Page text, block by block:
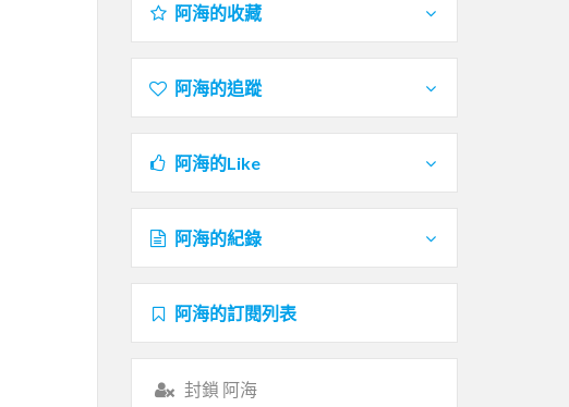
阿海的收藏
阿海的追蹤
阿海的Like
阿海的紀錄
阿海的訂閱列表
封鎖 阿海